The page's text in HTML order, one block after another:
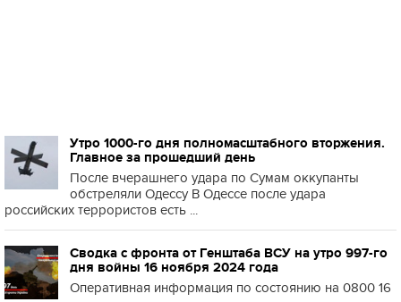
Утро 1000-го дня полномасштабного вторжения.
Главное за прошедший день
После вчерашнего удара по Сумам оккупанты
обстреляли Одессу В Одессе после удара
российских террористов есть ...
Сводка с фронта от Генштаба ВСУ на утро 997-го
дня войны 16 ноября 2024 года
Оперативная информация по состоянию на 0800 16